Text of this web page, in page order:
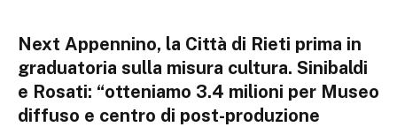
Next Appennino, la Città di Rieti prima in
graduatoria sulla misura cultura. Sinibaldi
e Rosati: “otteniamo 3.4 milioni per Museo
diffuso e centro di post-produzione